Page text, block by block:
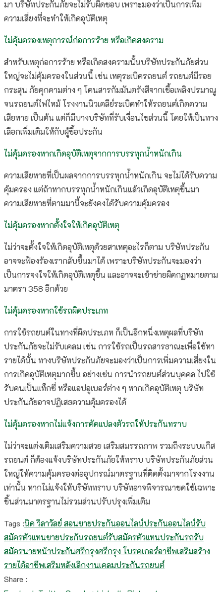
มา บริษัทประกันภัยจะไม่รับผิดชอบ เพราะมองว่าเป็นการเพิ่ม
ความเสี่ยงที่จะทำให้เกิดอุบัติเหตุ
ไม่คุ้มครองเหตุการณ์ก่อการร้าย หรือเกิดสงคราม
สำหรับเหตุก่อการร้าย หรือเกิดสงครามนั้นบริษัทประกันภัยส่วน
ใหญ่จะไม่คุ้มครองในส่วนนี้ เช่น เหตุระเบิดรถยนต์ รถยนต์มีรอย
กระสุน ภัยคุกคามต่าง ๆ โดนสารกัมมันตรังสีจากเชื้อเพลิงปรมาณู
จนรถยนต์ไฟไหม้ โรงงานนิวเคลีย์ระเบิดทำให้รถยนต์เกิดความ
เสียหาย เป็นต้น แต่ก็มีบางบริษัทที่รับเงื่อนไขส่วนนี้ โดยให้เป็นทาง
เลือกเพิ่มเติมให้กับผู้ซื้อประกัน
ไม่คุ้มครองหากเกิดอุบัติเหตุจากการบรรทุกน้ำหนักเกิน
ความเสียหายที่เป็นผลจากการบรรทุกน้ำหนักเกิน จะไม่ได้รับความ
คุ้มครอง แต่ถ้าหากบรรทุกน้ำหนักเกินแล้วเกิดอุบัติเหตุขึ้นมา
ความเสียหายที่ตามมานี้จะยังคงได้รับความคุ้มครอง
ไม่คุ้มครองหากตั้งใจให้เกิดอุบัติเหตุ
ไม่ว่าจะตั้งใจให้เกิดอุบัติเหตุด้วยสาเหตุอะไรก็ตาม บริษัทประกัน
อาจจะฟ้องร้องเรากลับขึ้นมาได้ เพราะบริษัทประกันจะมองว่า
เป็นการจงใจให้เกิดอุบัติเหตุขึ้น และอาจจะเข้าข่ายผิดกฏหมายตาม
มาตรา 358 อีกด้วย
ไม่คุ้มครองหากใช้รถผิดประเภท
การใช้รถยนต์ในทางที่ผิดประเภท ก็เป็นอีกหนึ่งเหตุผลที่บริษัท
ประกันภัยจะไม่รับเคลม เช่น การใช้รถเป็นรถสารธาณะเพื่อใช้หา
รายได้นั้น ทางบริษัทประกันภัยจะมองว่าเป็นการเพิ่มความเสี่ยงใน
การเกิดอุบัติเหตุมากขึ้น อย่างเช่น การนำรถยนต์ส่วนบุคคล ไปใช้
รับคนเป็นแท็กซี่ หรือแอปอูเบอร์ต่าง ๆ หากเกิดอุบัติเหตุ บริษัท
ประกันภัยอาจปฏิเสธความคุ้มครองได้
ไม่คุ้มครองหากไม่แจ้งการดัดแปลงตัวรถให้ประกันทราบ
ไม่ว่าจะแต่งเติมเสริมความสวย เสริมสมรรถภาพ รวมถึงระบบแก๊ส
รถยนต์ ก็ต้องแจ้งบริษัทประกันภัยให้ทราบ บริษัทประกันภัยส่วน
ใหญ่ให้ความคุ้มครองต่ออุปกรณ์มาตรฐานที่ติดตั้งมาจากโรงงาน
เท่านั้น หากไม่แจ้งให้บริษัททราบ บริษัทอาจพิจารณาชดใช้เฉพาะ
ชิ้นส่วนมาตรฐานไม่รวมส่วนปรับปรุงเพิ่มเติม
Tags :นิด วิลาวัลย์ สอนขายประกันออนไลน์ประกันออนไลน์รับ
สมัครตัวแทนขายประกันรถยนต์รับสมัครตัวแทนประกันรถรับ
สมัครนายหน้าประกันศรีกรุงศรีกรุง โบรคเกอร์อาชีพเสริมสร้าง
รายได้อาชีพเสริมหลังเลิกงานเคลมประกันรถยนต์
Share :